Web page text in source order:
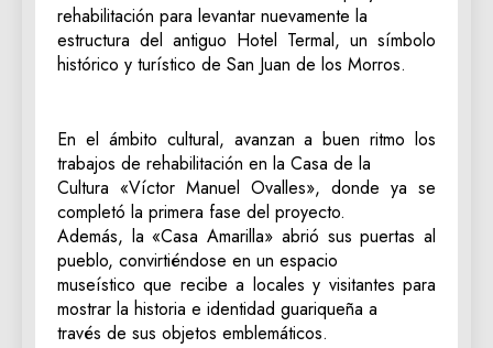
rehabilitación para levantar nuevamente la
estructura del antiguo Hotel Termal, un símbolo
histórico y turístico de San Juan de los Morros.
‎En el ámbito cultural, avanzan a buen ritmo los
trabajos de rehabilitación en la Casa de la
Cultura «Víctor Manuel Ovalles», donde ya se
completó la primera fase del proyecto.
‎Además, la «Casa Amarilla» abrió sus puertas al
pueblo, convirtiéndose en un espacio
museístico que recibe a locales y visitantes para
mostrar la historia e identidad guariqueña a
través de sus objetos emblemáticos.